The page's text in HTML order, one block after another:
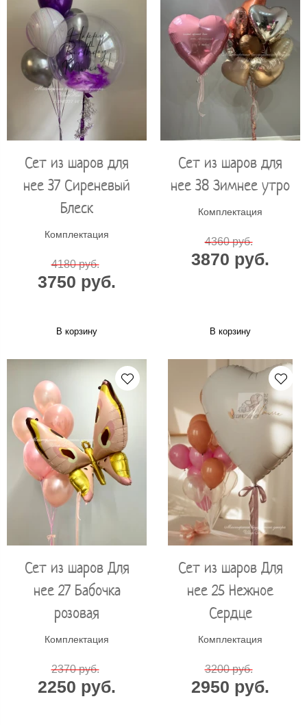
Сет из шаров для
нее 37 Сиреневый
Блеск
Комплектация
4180 руб.
3750 руб.
В корзину
Сет из шаров для
нее 38 Зимнее утро
Комплектация
4360 руб.
3870 руб.
В корзину
Сет из шаров Для
нее 27 Бабочка
розовая
Комплектация
2370 руб.
2250 руб.
Сет из шаров Для
нее 25 Нежное
Сердце
Комплектация
3200 руб.
2950 руб.